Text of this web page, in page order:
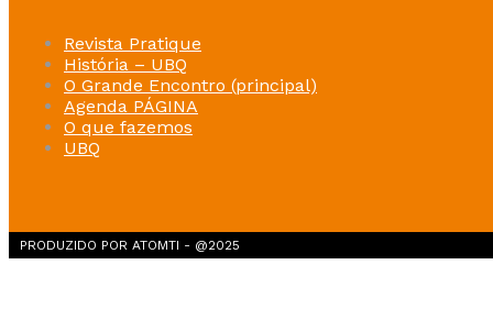
Revista Pratique
História – UBQ
O Grande Encontro (principal)
Agenda PÁGINA
O que fazemos
UBQ
PRODUZIDO POR ATOMTI - @2025